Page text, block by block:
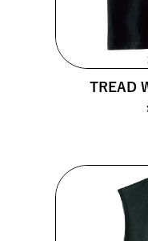
TREAD